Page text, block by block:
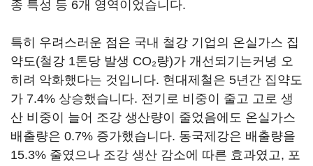
종 특성 등 6개 영역이었습니다.
특히 우려스러운 점은 국내 철강 기업의 온실가스 집
약도(철강 1톤당 발생 CO₂량)가 개선되기는커녕 오
히려 악화했다는 것입니다. 현대제철은 5년간 집약도
가 7.4% 상승했습니다. 전기로 비중이 줄고 고로 생
산 비중이 늘어 조강 생산량이 줄었음에도 온실가스
배출량은 0.7% 증가했습니다. 동국제강은 배출량을
15.3% 줄였으나 조강 생산 감소에 따른 효과였고, 포